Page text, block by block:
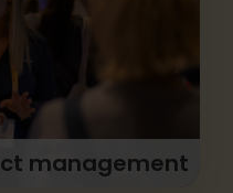
management